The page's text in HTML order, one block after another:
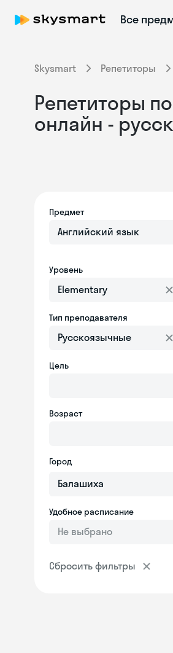
Все
Skysmart Репетиторы
Репетиторы
онлайн -
Предмет
Английский язык
Уровень
Elementary
Тип преподавателя
Русскоязычные
Цель
Возраст
Город
Удобное расписание
Не выбрано
Сбросить фильтры